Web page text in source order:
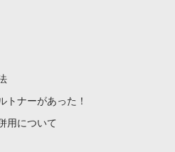
トナーがあった！
用について